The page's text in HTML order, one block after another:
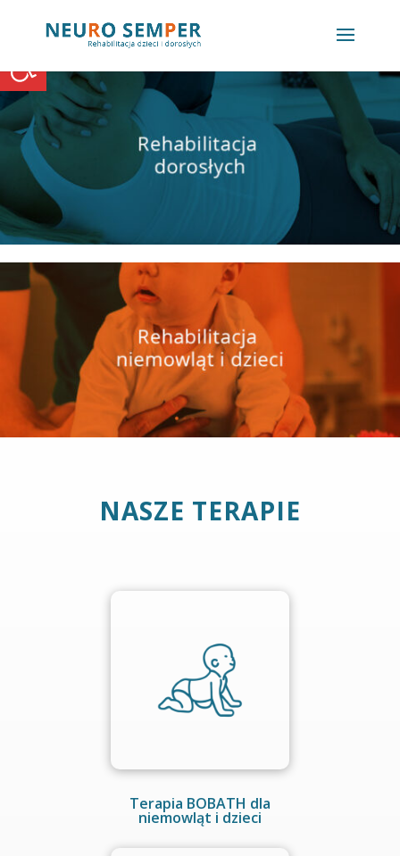
Open toolbar
NASZE TERAPIE
Terapia BOBATH dla
niemowląt i dzieci